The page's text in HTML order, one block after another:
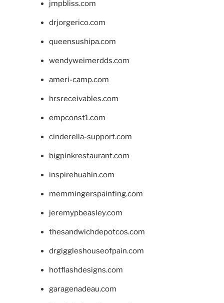
jmpbliss.com
drjorgerico.com
queensushipa.com
wendyweimerdds.com
ameri-camp.com
hrsreceivables.com
empconst1.com
cinderella-support.com
bigpinkrestaurant.com
inspirehuahin.com
memmingerspainting.com
jeremypbeasley.com
thesandwichdepotcos.com
drgiggleshouseofpain.com
hotflashdesigns.com
garagenadeau.com